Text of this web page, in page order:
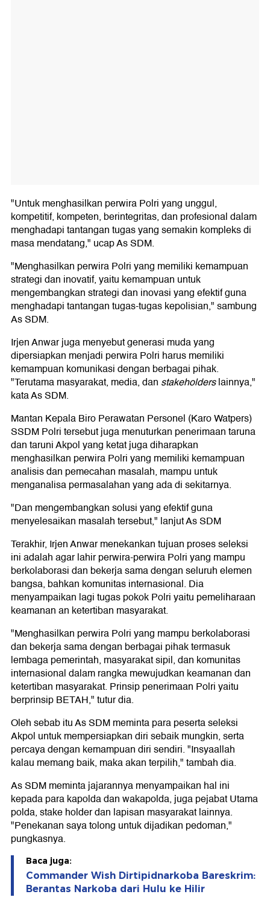
"Untuk menghasilkan perwira Polri yang unggul,
kompetitif, kompeten, berintegritas, dan profesional dalam
menghadapi tantangan tugas yang semakin kompleks di
masa mendatang," ucap As SDM.
"Menghasilkan perwira Polri yang memiliki kemampuan
strategi dan inovatif, yaitu kemampuan untuk
mengembangkan strategi dan inovasi yang efektif guna
menghadapi tantangan tugas-tugas kepolisian," sambung
As SDM.
Irjen Anwar juga menyebut generasi muda yang
dipersiapkan menjadi perwira Polri harus memiliki
kemampuan komunikasi dengan berbagai pihak.
"Terutama masyarakat, media, dan stakeholderslainnya,"
kata As SDM.
Mantan Kepala Biro Perawatan Personel (Karo Watpers)
SSDM Polri tersebut juga menuturkan penerimaan taruna
dan taruni Akpol yang ketat juga diharapkan
menghasilkan perwira Polri yang memiliki kemampuan
analisis dan pemecahan masalah, mampu untuk
menganalisa permasalahan yang ada di sekitarnya.
"Dan mengembangkan solusi yang efektif guna
menyelesaikan masalah tersebut," lanjut As SDM
Terakhir, Irjen Anwar menekankan tujuan proses seleksi
ini adalah agar lahir perwira-perwira Polri yang mampu
berkolaborasi dan bekerja sama dengan seluruh elemen
bangsa, bahkan komunitas internasional. Dia
menyampaikan lagi tugas pokok Polri yaitu pemeliharaan
keamanan an ketertiban masyarakat.
"Menghasilkan perwira Polri yang mampu berkolaborasi
dan bekerja sama dengan berbagai pihak termasuk
lembaga pemerintah, masyarakat sipil, dan komunitas
internasional dalam rangka mewujudkan keamanan dan
ketertiban masyarakat. Prinsip penerimaan Polri yaitu
berprinsip BETAH," tutur dia.
Oleh sebab itu As SDM meminta para peserta seleksi
Akpol untuk mempersiapkan diri sebaik mungkin, serta
percaya dengan kemampuan diri sendiri. "Insyaallah
kalau memang baik, maka akan terpilih," tambah dia.
As SDM meminta jajarannya menyampaikan hal ini
kepada para kapolda dan wakapolda, juga pejabat Utama
polda, stake holder dan lapisan masyarakat lainnya.
"Penekanan saya tolong untuk dijadikan pedoman,"
pungkasnya.
Baca juga:
Commander Wish Dirtipidnarkoba Bareskrim:
Berantas Narkoba dari Hulu ke Hilir